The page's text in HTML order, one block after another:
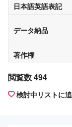
日本語英語表記
データ納品
著作権
閲覧数 494
検討中リストに